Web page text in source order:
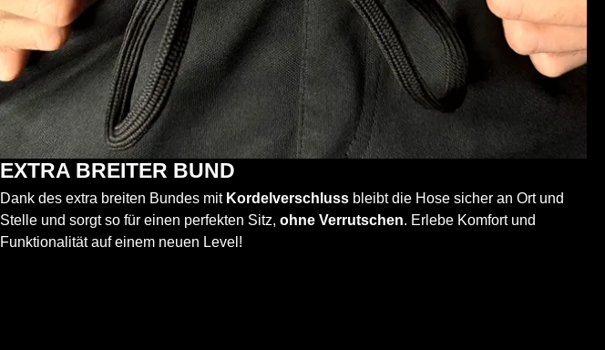
EXTRA BREITER BUND
Dank des extra breiten Bundes mit Kordelverschluss bleibt die Hose sicher an Ort und
Stelle und sorgt so für einen perfekten Sitz, ohne Verrutschen. Erlebe Komfort und
Funktionalität auf einem neuen Level!